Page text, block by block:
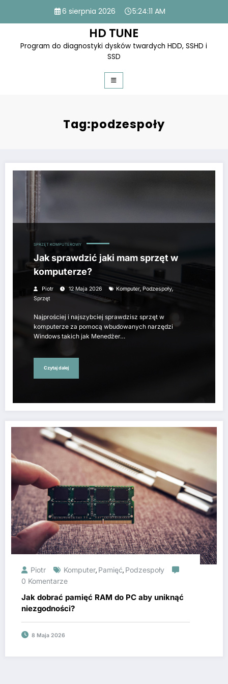
content
6 sierpnia 2026 5:24:11 AM
HD TUNE
Program do diagnostyki dysków twardych HDD, SSHD i
SSD
Tag:podzespoły
SPRZĘT KOMPUTEROWY
Jak sprawdzić jaki mam sprzęt w
komputerze?
Piotr 12 Maja 2026 Komputer, Podzespoły,
Sprzęt
Najprościej i najszybciej sprawdzisz sprzęt w
komputerze za pomocą wbudowanych narzędzi
Windows takich jak Menedżer…
Czytaj dalej
Piotr Komputer, Pamięć, Podzespoły
0 Komentarze
Jak dobrać pamięć RAM do PC aby uniknąć
niezgodności?
8 Maja 2026